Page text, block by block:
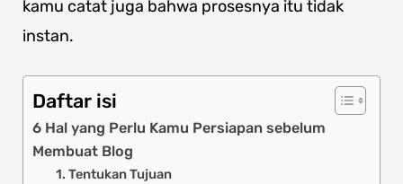
kamu catat juga bahwa prosesnya itu tidak
instan.
Daftar isi
6 Hal yang Perlu Kamu Persiapan sebelum
Membuat Blog
1. Tentukan Tujuan